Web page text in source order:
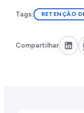
Tags: RETENÇÃO
Compartilhar